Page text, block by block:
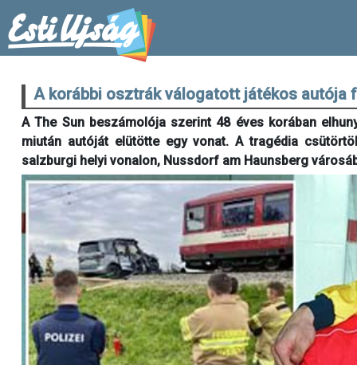
A korábbi osztrák válogatott játékos
A The Sun beszámolója szerint 48 éves korában
miután autóját elütötte egy vonat. A tragédia
salzburgi helyi vonalon, Nussdorf am Haunsberg